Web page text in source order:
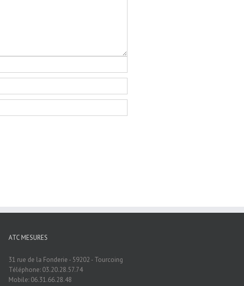
ATC MESURES
31 rue de la Fonderie - 59202 - Tourcoing
Téléphone: 03.20.28.57.74
Mobile: 06.31.66.28.48